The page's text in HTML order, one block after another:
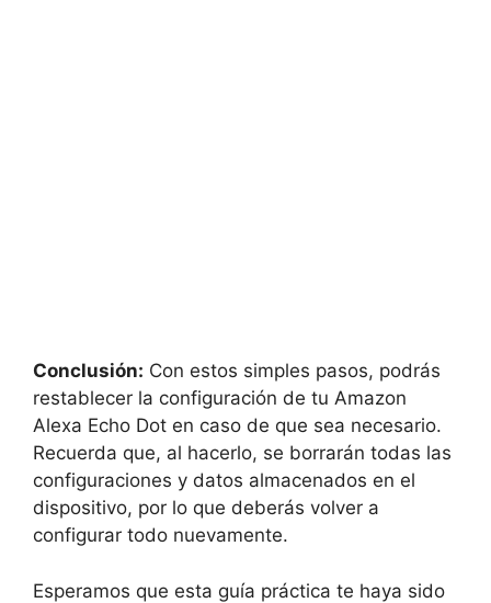
Conclusión: Con estos simples pasos, podrás
restablecer la configuración de tu Amazon
Alexa Echo Dot en caso de que sea necesario.
Recuerda que, al hacerlo, se borrarán todas las
configuraciones y datos almacenados en el
dispositivo, por lo que deberás volver a
configurar todo nuevamente.
Esperamos que esta guía práctica te haya sido